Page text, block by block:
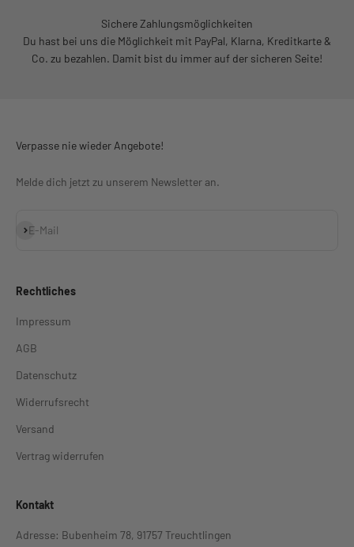
Sichere Zahlungsmöglichkeiten
Du hast bei uns die Möglichkeit mit PayPal, Klarna, Kreditkarte &
Co. zu bezahlen. Damit bist du immer auf der sicheren Seite!
Verpasse nie wieder Angebote!
Melde dich jetzt zu unserem Newsletter an.
E-Mail
Abonnieren
Rechtliches
Impressum
AGB
Datenschutz
Widerrufsrecht
Versand
Vertrag widerrufen
Kontakt
Adresse: Bubenheim 78, 91757 Treuchtlingen